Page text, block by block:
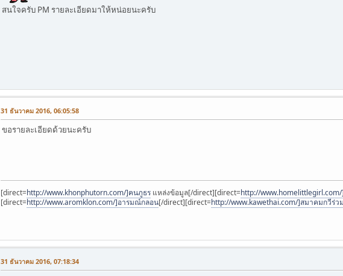
สนใจครับ PM รายละเอียดมาให้หน่อยนะครับ
31 ธันวาคม 2016, 06:05:58
ขอรายละเอียดด้วยนะครับ
[direct=http://www.khonphutorn.com/]ฅนภูธร แหล่งข้อมูล[/direct][direct=http://
[direct=http://www.aromklon.com/]อารมณ์กลอน[/direct][direct=http://www.kawethai.com/]สมาคมกวีร่ว
31 ธันวาคม 2016, 07:18:34